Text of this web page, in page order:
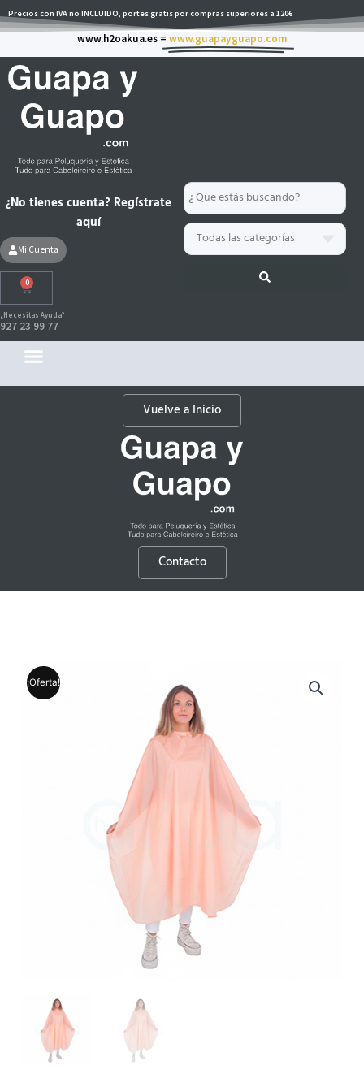
al
Precios con IVA no INCLUIDO, portes gratis por compras superiores a 120€
www.h2oakua.es = www.guapayguapo.com
Search
...
¿No tienes cuenta? Regístrate
aquí
Mi Cuenta
0
Carrito
¿Necesitas Ayuda?
927 23 99 77
Vuelve a Inicio
Contacto
¡Oferta!